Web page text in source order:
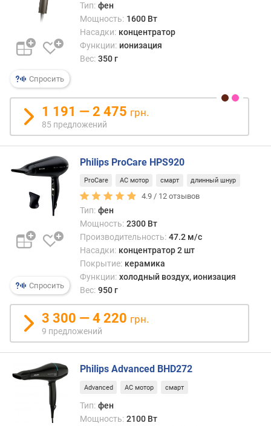
е
д
б
а
в
л
е
н
я
о
л
и
с
т
в
у
п
р
д
Спросить
Тип: фен
Мощность: 1600 Вт
Насадки: концентратор
Функции: ионизация
Вес: 350 г
1 191 — 2 475 грн.
85 предложений
Спросить
Philips ProCare HPS920
ProCare AC мотор смарт длинный шнур
4.9 / 12 отзывов
Тип: фен
Мощность: 2300 Вт
Производительность: 47.2 м/с
Насадки: концентратор 2 шт
Покрытие: керамика
Функции: холодный воздух, ионизация
Вес: 950 г
3 300 — 4 220 грн.
9 предложений
Philips Advanced BHD272
Advanced AC мотор смарт
Тип: фен
Мощность: 2100 Вт